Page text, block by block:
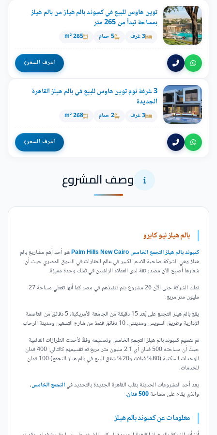
توين هاوس للبيع في كمبوند بالم هيلز من بالم هيلز
بمساحة تبدأ من 265 متر
3 غرف 5 حمام 265 m²
اعرف السعر
3 غرفة نوم توين هاوس للبيع في بالم هيلز القاهرة
الجديدة
3 غرف 2 حمام 268 m²
اعرف السعر
وصف المشروع
بالم هيلز نيو كايرو
كمبوند بالم هيلز التجمع الخامس Palm Hills New Cairo
هو أحد أهم مشاريع بالم
هيلز وهي الشركة صاحبة الاسم الكبير في عالم العقارات في السوق المصري حيث أن
شعارها أصبح الآن مصدر ثقة لدى العملاء الراغبين في تَملك وحدة مميزة.
تملك الشركة حتى الآن 26 مشروع يتم تنفيذهم في مصر كما أنها تغطي مساحة 27
مليون متر مربع.
يقع بالم هيلز التجمع على بُعد 15 دقيقة من الجامعة الأمريكية، 5 دقائق من العاصمة
الإدارية وطريق السويس ومدينتي، 10 دقائق فقط من شارع التسعين ومدينة الرحاب.
تم تقسيم كمبوند بالم هيلز التجمع الخامس وتصميمه وفقًا لأحدث الطرازات العالمية
حيث أن مساحته 500 فدان أي 2.1 مليون متر مربع تم تقسيمهم كالتالي: 400 فدان
للوحدات السكنية (80% فيلات و20% شقق للبيع في بالم هيلز التجمع) 100 فدان
للخدمات.
يعد أحد المشروعات الحديثة بقلب القاهرة الجديدة بالتحديد فيالتجمع الخامس،
والذي يقام على مساحة500 فدان.
معلومات عن كمبوند بالم هيلز